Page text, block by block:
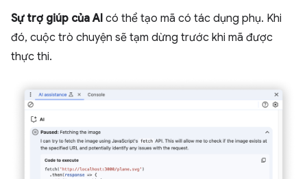
Sự trợ giúp của AI có thể tạo mã có tác dụng phụ. Khi
đó, cuộc trò chuyện sẽ tạm dừng trước khi mã được
thực thi.